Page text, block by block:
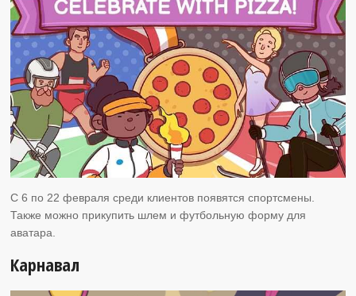
С 6 по 22 февраля среди клиентов появятся спортсмены.
Также можно прикупить шлем и футбольную форму для
аватара.
Карнавал